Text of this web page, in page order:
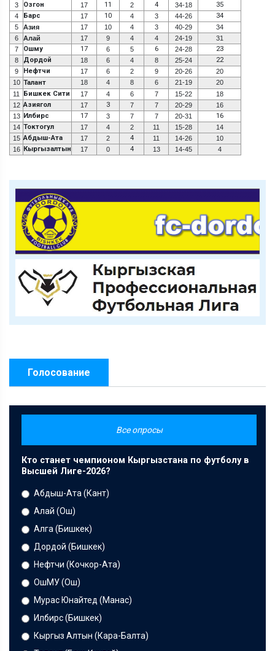
3 Озгон 17 11 2 4 34-18 35
4 Барс 17 10 4 3 44-26 34
5 Азия 17 10 4 3 40-29
34
6
Алай 17 9 4 4 24-19
31
7
Ошму 17 6 5 6 24-28 23
8 Дордой 18 6 4 8 25-24 22
9 Нефтчи 17 6 2 9 20-26
20
10 Талант 18 4 8 6 21-19
20
11
Бишкек Сити 17 4 6 7 15-22
18
12 Азиягол 17 3 7 7 20-29
16
13 Илбирс 17 3 7 7 20-31 16
14 Токтогул 17 4 2 11 15-28
14
15 Абдыш-Ата 17 2 4 11 14-26
10
16 Кыргызалтын 17 0 4 13 14-45 4
Голосование
Все опросы
Кто станет чемпионом Кыргызстана по футболу в
Высшей Лиге-2026?
Абдыш-Ата (Кант)
Алай (Ош)
Алга (Бишкек)
Дордой (Бишкек)
Нефтчи (Кочкор-Ата)
ОшМУ (Ош)
Мурас Юнайтед (Манас)
Илбирс (Бишкек)
Кыргыз Алтын (Кара-Балта)